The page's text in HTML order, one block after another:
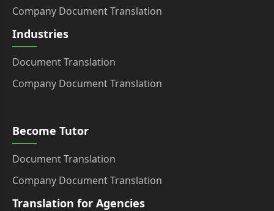
Company Document Translation
Industries
Document Translation
Company Document Translation
Become Tutor
Document Translation
Company Document Translation
Translation for Agencies